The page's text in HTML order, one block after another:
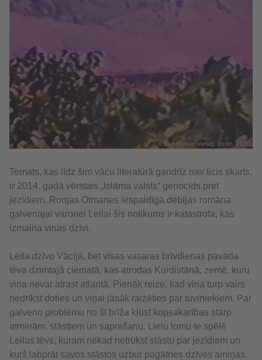
© Carl Hanser Verlag, Berlin, 2020
Temats, kas līdz šim vācu literatūrā gandrīz nav ticis skarts,
ir 2014. gadā vērstais „Islāma valsts“ genocīds pret
jezīdiem. Ronjas Otmanes iespaidīgā debijas romāna
galvenajai varonei Leilai šis notikums ir katastrofa, kas
izmaina viņas dzīvi.
Leila dzīvo Vācijā, bet visas vasaras brīvdienas pavada
tēva dzimtajā ciematā, kas atrodas Kurdistānā, zemē, kuru
viņa nevar atrast atlantā. Pienāk reize, kad viņa turp vairs
nedrīkst doties un viņai jāsāk raizēties par tuviniekiem. Par
galveno problēmu no šī brīža kļūst kopsakarības starp
atmiņām, stāstiem un saprašanu. Lielu lomu te spēlē
Leilas tēvs, kuram nekad netrūkst stāstu par jezīdiem un
kurš labprāt savos stāstos uzbur pagātnes dzīves ainiņas.